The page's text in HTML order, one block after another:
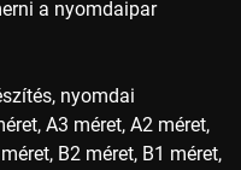
a nyomdaipar
nyomdai
A3 méret, A2 méret,
B2 méret, B1 méret,